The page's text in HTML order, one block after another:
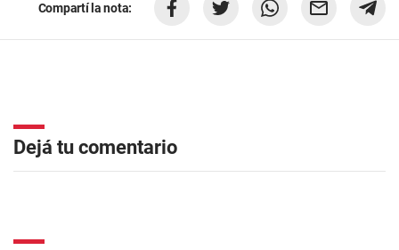
Compartí la nota:
Dejá tu comentario